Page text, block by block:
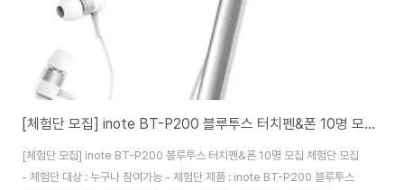
[체험단 모집] inote BT-P200 블루투스 터치펜&폰 10명 모집
[체험단 모집] inote BT-P200 블루투스 터치펜&폰 10명 모집 체험단 모집
- 체험단 대상 : 누구나 참여가능 - 체험단 제품 : inote BT-P200 블루투스